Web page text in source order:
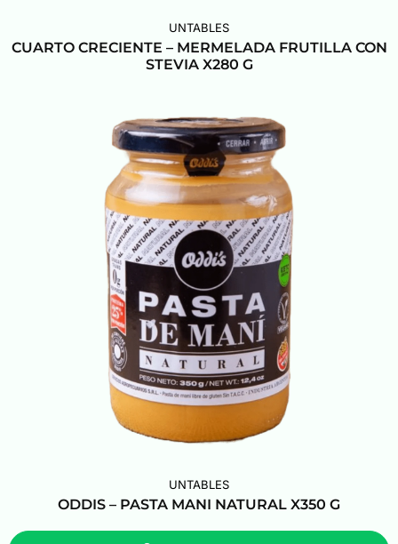
UNTABLES
CUARTO CRECIENTE – MERMELADA FRUTILLA CON
STEVIA X280 G
UNTABLES
ODDIS – PASTA MANI NATURAL X350 G